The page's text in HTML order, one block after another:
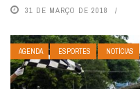
31 DE MARÇO DE 2018
AGENDA ESPORTES NOTÍCIAS